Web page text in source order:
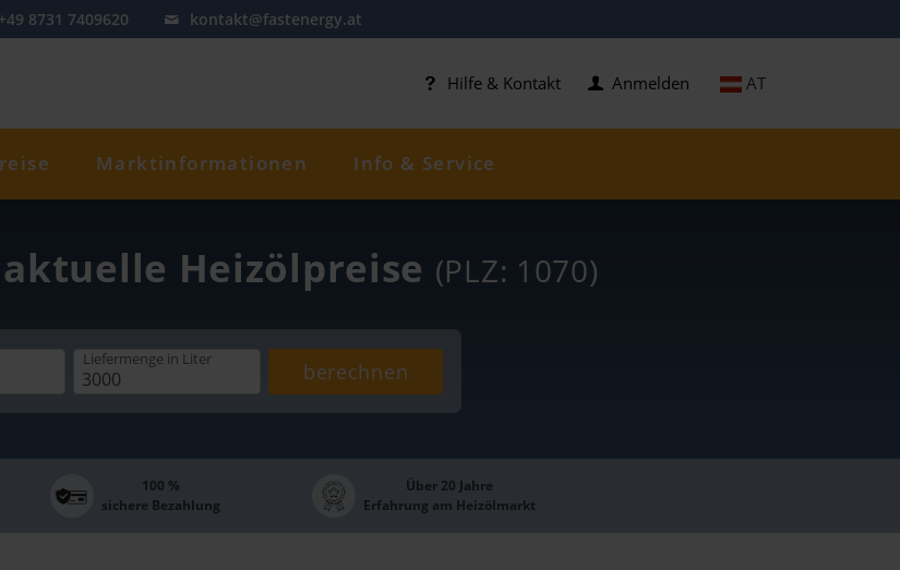
+49 8731 7409620 kontakt@fastenergy.at
AT
Hilfe & Kontakt Anmelden
Marktinformationen Info & Service
Heizölpreise (PLZ: 1070)
Liefermenge in Liter berechnen
100 %
sichere Bezahlung
Über 20 Jahre
Erfahrung am Heizölmarkt